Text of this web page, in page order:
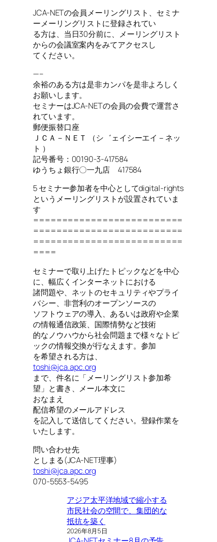
JCA-NETの会員メーリングリスト、セミナ
ーメーリングリストに登録されてい
る方は、当日30分前に、メーリングリスト
からの会議室案内をみてアクセスし
てください。
—–
余裕のある方は是非カンパを是非よろしく
お願いします。
セミナーはJCA-NETの会員の会費で運営さ
れています。
郵便振替口座
ＪＣＡ－ＮＥＴ （シ゛ェイシーエイ－ネッ
ト ）
記号番号：00190-3-417584
ゆうちょ銀行〇一九店 417584
5 セミナー参加者を中心としてdigital-rights
というメーリングリストが設置されていま
す
==========================
==========================
==========================
====
セミナーで取り上げたトピックなどを中心
に、幅広くインターネットにおける
諸問題や、ネットのセキュリティやプライ
バシー、非営利のオープンソースの
ソフトウェアの導入、あるいは政府や企業
の情報通信政策、国際情勢など技術
的なノウハウから社会問題まで様々なトピ
ックの情報交換が行なえます。参加
を希望される方は、
toshi@jca.apc.org
まで、件名に「メーリングリスト参加希
望」と書き、メール本文に
おなまえ
配信希望のメールアドレス
を記入して送信してください。登録作業を
いたします。
問い合わせ先
としまる(JCA-NET理事)
toshi@jca.apc.org
070-5553-5495
アジア太平洋地域で縮小する
市民社会の空間で、集団的な
抵抗を築く
2026年8月5日